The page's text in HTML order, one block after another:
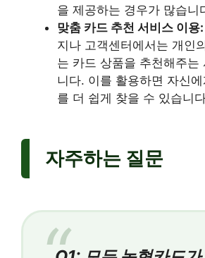
을 제공하는 경우가 많습니
맞춤 카드 추천 서비스 이용:
지나 고객센터에서는 개인
는 카드 상품을 추천해주는
니다. 이를 활용하면 자신
를 더 쉽게 찾을 수 있습니
자주하는 질문